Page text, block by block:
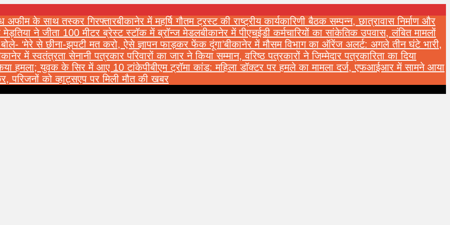
अफीम के साथ तस्कर गिरफ्तारबीकानेर में महर्षि गौतम ट्रस्ट की राष्ट्रीय कार्यकारिणी बैठक सम्पन्न, छात्रावास निर्माण और
मेड़तिया ने जीता 100 मीटर ब्रेस्ट स्टॉक में ब्रॉन्ज मेडलबीकानेर में पीएचईडी कर्मचारियों का सांकेतिक उपवास, लंबित मामलों
‘मेरे से छीना-झपटी मत करो, ऐसे ज्ञापन फाड़कर फेंक दूंगा’बीकानेर में मौसम विभाग का ऑरेंज अलर्ट: अगले तीन घंटे भारी,
में स्वतंत्रता सेनानी पत्रकार परिवारों का जार ने किया सम्मान, वरिष्ठ पत्रकारों ने जिम्मेदार पत्रकारिता का दिया
हमला; युवक के सिर में आए 10 टांकेपीबीएम ट्रॉमा कांड: महिला डॉक्टर पर हमले का मामला दर्ज, एफआईआर में सामने आया
को व्हाट्सएप पर मिली मौत की खबर